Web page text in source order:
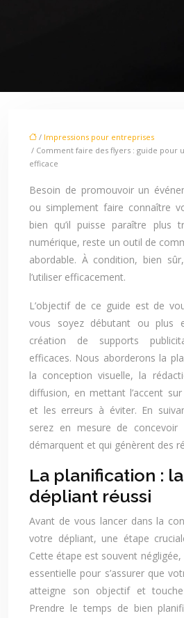
/ Impressions pour entreprises
/ Comment faire des flyers : guide pour
efficace
Besoin de promouvoir un
ou simplement faire connaître
bien qu’il puisse paraître plus
numérique, reste un outil de
abordable. À condition, bien
l’utiliser efficacement.
L’objectif de ce guide est de
vous soyez débutant ou plus
création de supports
efficaces. Nous aborderons la
la conception visuelle, la
diffusion, en mettant l’accent
et les erreurs à éviter. En
serez en mesure de concevoir
démarquent et qui génèrent des
La planification :
dépliant réussi
Avant de vous lancer dans la
votre dépliant, une étape
Cette étape est souvent
essentielle pour s’assurer que
atteigne son objectif et
Prendre le temps de bien